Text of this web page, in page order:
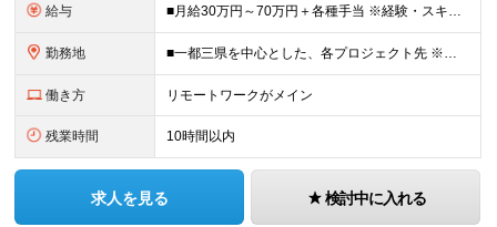
給与 ■月給30万円～70万円＋各種手当 ※経験・スキル・前職給与を最大限考慮のうえ決定いたします。 ※固定残業代：30時間分/56,250円～ ※試用期間はありません。 ★充実の各種手当・補助あり！ ・
勤務地 ■一都三県を中心とした、各プロジェクト先 ※リモートワーク率約70％！週2～3日のハイブリッド勤務がメインです。 ハイブリッド：約50%（週に数日リモート＋出社の組み合わせ） フルリモート：約20％
働き方 リモートワークがメイン
残業時間 10時間以内
求人を見る 検討中に入れる